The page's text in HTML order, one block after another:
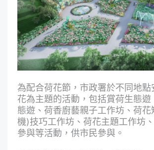
為配合荷花節，市政署於不同地點
花為主題的活動，包括賞荷生態遊
態遊、荷香廚藝親子工作坊、荷花
機)技巧工作坊、荷花主題工作坊
參與等活動，供市民參與。